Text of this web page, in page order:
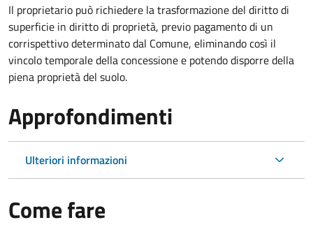
Il proprietario può richiedere la trasformazione del diritto di
superficie in diritto di proprietà, previo pagamento di un
corrispettivo determinato dal Comune, eliminando così il
vincolo temporale della concessione e potendo disporre della
piena proprietà del suolo.
Approfondimenti
Ulteriori informazioni
Come fare